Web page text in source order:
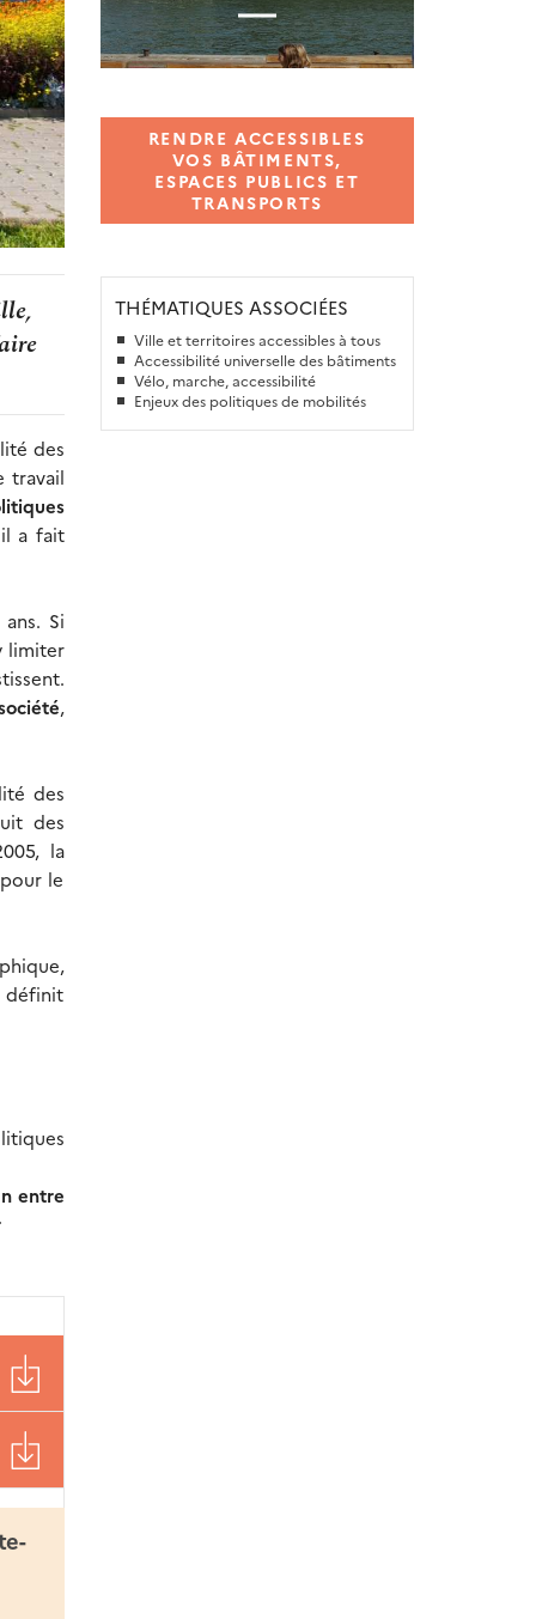
des
travail
a fait
Si
limiter
,
des
des
la
le
définit
entre
RENDRE ACCESSIBLES
VOS BÂTIMENTS,
ESPACES PUBLICS ET
TRANSPORTS
THÉMATIQUES ASSOCIÉES
Ville et territoires accessibles à tous
Accessibilité universelle des bâtiments
Vélo, marche, accessibilité
Enjeux des politiques de mobilités